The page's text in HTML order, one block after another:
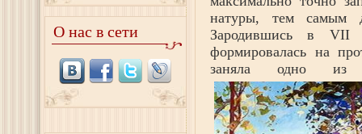
О нас в сети
натуры, тем самым
Зародившись в VII
формировалась на
заняла одно из